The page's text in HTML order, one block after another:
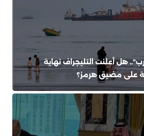
هل أعلنت التليجراف نهاية
على مضيق هرمز؟